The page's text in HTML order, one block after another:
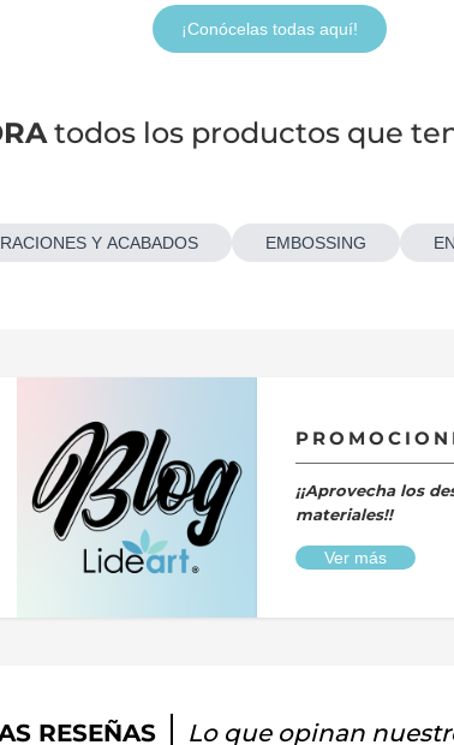
¡Conócelas todas aquí!
todos los productos que
Y ACABADOS EMBOSSING
¡¡Aprovecha los
materiales!!
Ver más
RESEÑAS Lo que opinan